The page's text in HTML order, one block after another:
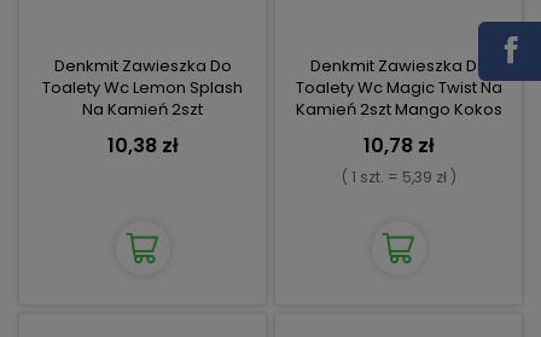
Denkmit Zawieszka Do
Toalety Wc Lemon Splash
Na Kamień 2szt
10,38 zł
Denkmit Zawieszka Do
Toalety Wc Magic Twist Na
Kamień 2szt Mango Kokos
10,78 zł
( 1 szt. = 5,39 zł )